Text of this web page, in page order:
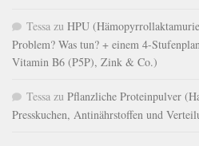
Tessa zu HPU
Problem? Was tun? + einem 4-
Vitamin B6 (P5P), Zink & Co.)
Tessa zu Pflanzliche Proteinpulver
Presskuchen, Antinährstoffen und